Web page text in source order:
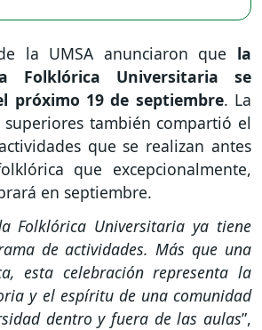
la UMSA anunciaron que la
Folklórica Universitaria
se
próximo 19 de septiembre. La
superiores también compartió el
que se realizan antes
que excepcionalmente,
en septiembre.
Folklórica Universitaria ya tiene
de actividades. Más que una
esta celebración representa la
y el espíritu de una comunidad
dentro y fuera de las aulas”,